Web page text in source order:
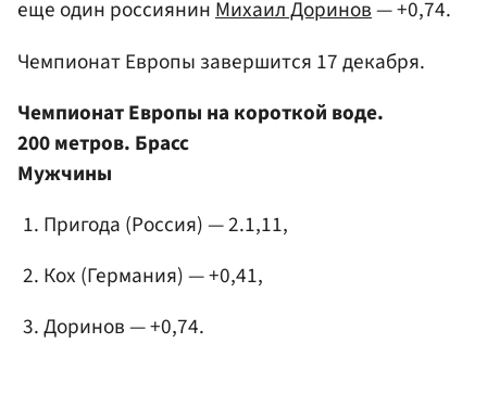
еще один россиянинМихаил Доринов— +0,74.
Чемпионат Европы завершится 17 декабря.
Чемпионат Европы на короткой воде.
200 метров. Брасс
Мужчины
Пригода (Россия) — 2.1,11,
Кох (Германия) — +0,41,
Доринов — +0,74.